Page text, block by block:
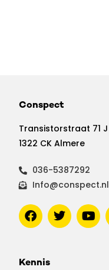
Conspect
Transistorstraat 71 J
1322 CK Almere
036-5387292
Info@conspect.nl
Kennis